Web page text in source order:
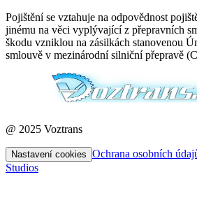
Pojištění se vztahuje na odpovědnost
jinému na věci vyplývající z přepravních
škodu vzniklou na zásilkách stanovenou
smlouvě v mezinárodní silniční přepravě
@ 2025 Voztrans
Nastavení cookies Ochrana osobních
Studios